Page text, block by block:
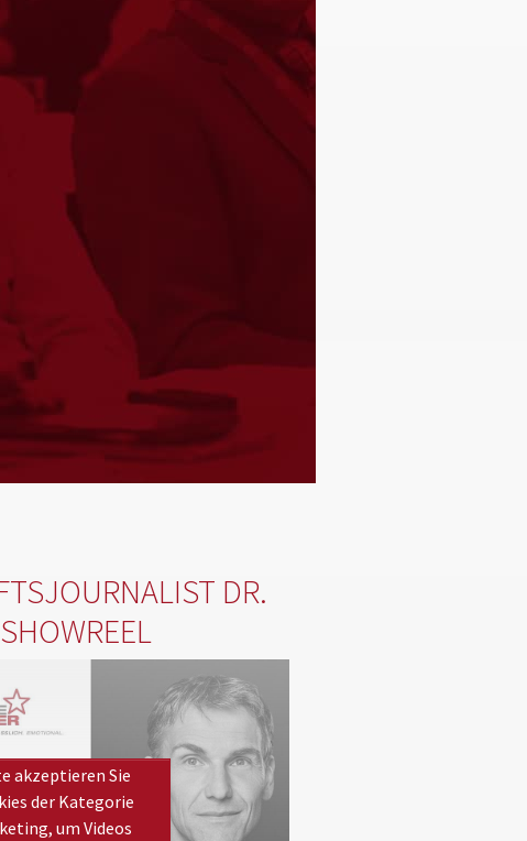
DR.
akzeptieren Sie
der Kategorie
um Videos